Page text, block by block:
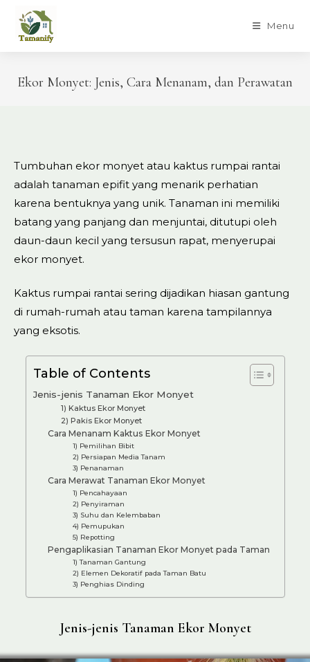
content
Menu
Ekor Monyet: Jenis, Cara Menanam, dan Perawatan
Tumbuhan ekor monyet atau kaktus rumpai rantai
adalah tanaman epifit yang menarik perhatian
karena bentuknya yang unik. Tanaman ini memiliki
batang yang panjang dan menjuntai, ditutupi oleh
daun-daun kecil yang tersusun rapat, menyerupai
ekor monyet.
Kaktus rumpai rantai sering dijadikan hiasan gantung
di rumah-rumah atau taman karena tampilannya
yang eksotis.
Table of Contents
Jenis-jenis Tanaman Ekor Monyet
1) Kaktus Ekor Monyet
2) Pakis Ekor Monyet
Cara Menanam Kaktus Ekor Monyet
1) Pemilihan Bibit
2) Persiapan Media Tanam
3) Penanaman
Cara Merawat Tanaman Ekor Monyet
1) Pencahayaan
2) Penyiraman
3) Suhu dan Kelembaban
4) Pemupukan
5) Repotting
Pengaplikasian Tanaman Ekor Monyet pada Taman
1) Tanaman Gantung
2) Elemen Dekoratif pada Taman Batu
3) Penghias Dinding
Jenis-jenis Tanaman Ekor Monyet